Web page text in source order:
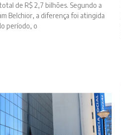
de R$ 2,7 bilhões. Segundo a
Belchior, a diferença foi atingida
período, o